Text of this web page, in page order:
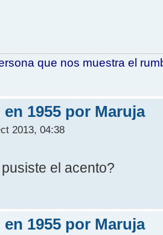
que nos muestra el
1955 por Maruja
2013, 04:38
el acento?
1955 por Maruja